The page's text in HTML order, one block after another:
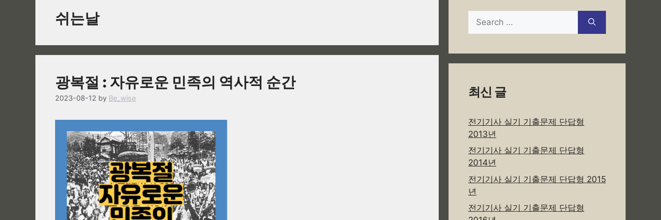
쉬는날
광복절 : 자유로운 민족의 역사적 순간
2023-08-12 by Be_wise
for:
최신 글
전기기사 실기 기출문제 단답형
2013년
전기기사 실기 기출문제 단답형
2014년
전기기사 실기 기출문제 단답형 2015
년
전기기사 실기 기출문제 단답형